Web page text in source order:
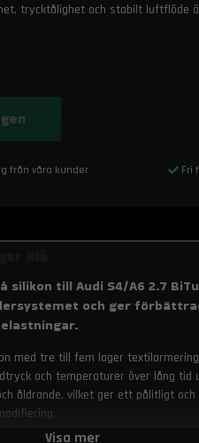
trycktålighet och stabilt luftflöde
från våra kunder Fri
silikon till Audi S4/A6 2.7
och ger
med tre till fem lager
och temperaturer över lång
åldrande, vilket ger ett pålitligt
Visa mer